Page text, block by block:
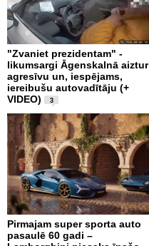
"Zvaniet prezidentam" -
likumsargi Āgenskalnā aiztur
agresīvu un, iespējams,
iereibušu autovadītāju (+
VIDEO)
3
Pirmajam super sporta auto
pasaulē 60 gadi –